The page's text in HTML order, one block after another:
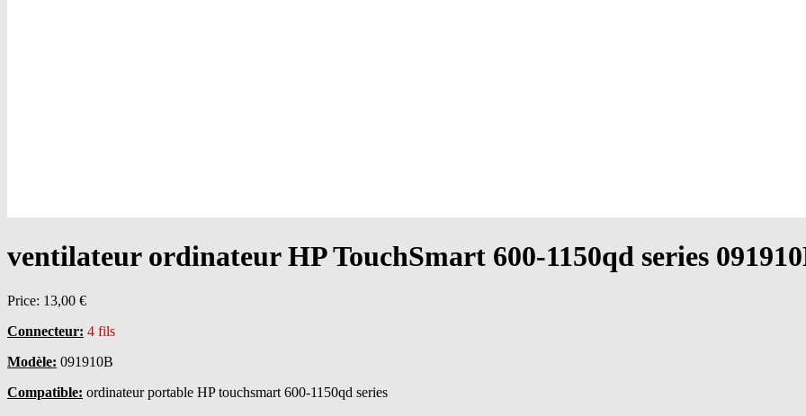
ventilateur ordinateur HP TouchSmart 600-1150qd series
Price: 13,00 €
Connecteur: 4 fils
Modèle: 091910B
Compatible: ordinateur portable HP touchsmart 600-1150qd series